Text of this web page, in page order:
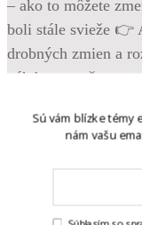
Krásne, svieže
pažítka… Vyzerajú,
Sú vám blízke témy
nám vašu